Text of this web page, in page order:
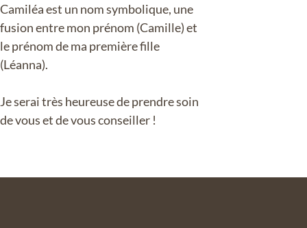
Camiléa est un nom symbolique, une
fusion entre mon prénom (Camille) et
le prénom de ma première fille
(Léanna).
Je serai très heureuse de prendre soin
de vous et de vous conseiller !